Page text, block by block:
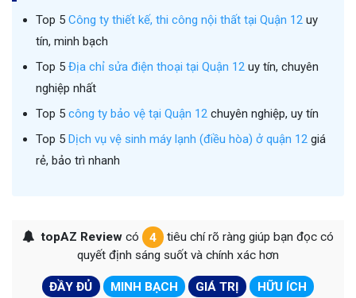
Top 5 Công ty thiết kế, thi công nội thất tại Quận 12 uy
tín, minh bạch
Top 5 Địa chỉ sửa điện thoại tại Quận 12 uy tín, chuyên
nghiệp nhất
Top 5 công ty bảo vệ tại Quận 12 chuyên nghiệp, uy tín
Top 5 Dịch vụ vệ sinh máy lạnh (điều hòa) ở quận 12 giá
rẻ, bảo trì nhanh
topAZ Reviewcó 4
tiêu chí rõ ràng giúp bạn đọc có
quyết định sáng suốt và chính xác hơn
ĐẦY ĐỦ MINH BẠCH GIÁ TRỊ HỮU ÍCH